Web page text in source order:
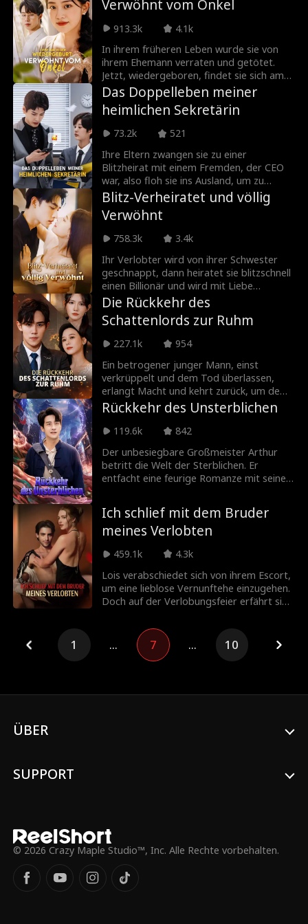
Berührung. Plötzliche Stille. 'Macht ein
Rosenblätter. Und dieser Schönling?' Sie
zeigte auf den Erben. 'Bringt ihn mir.'
Verwöhnt vom Onkel
913.3k
4.1k
In ihrem früheren Leben wurde sie von
ihrem Ehemann verraten und getötet.
Jetzt, wiedergeboren, findet sie sich am
Tag ihrer ersten Familienbegegnung
wieder. Diesmal trifft sie eine mutige
Entscheidung – sie verlässt ihren
zukünftigen Ehemann und wählt
stattdessen seinen mächtigen,
rätselhaften Onkel. Trotz Gerüchten über
seine angeblichen Mängel blüht ihre
Verbindung schnell auf und führt zu einem
Leben voller unerwarteter
Überraschungen, einschließlich Drillinge!
Das Doppelleben meiner
heimlichen Sekretärin
73.2k
521
Ihre Eltern zwangen sie zu einer
Blitzheirat mit einem Fremden, der CEO
war, also floh sie ins Ausland, um zu
entkommen. Nach ihrer Rückkehr
verkleidete sie sich als Mann, um das
Nörgeln ihrer Mutter zu vermeiden, und
wurde die persönliche Assistentin des
Bruders ihrer Freundin. Dann entdeckte
sie, dass ihr Chef der Mann war, mit dem
sie in der ersten Nacht nach ihrer
Rückkehr eine Affäre hatte – und er war
auch ihr Blitz-Ehemann, den sie nie
getroffen hatte!
Blitz-Verheiratet und völlig
Verwöhnt
758.3k
3.4k
Ihr Verlobter wird von ihrer Schwester
geschnappt, dann heiratet sie blitzschnell
einen Billionär und wird mit Liebe
überschüttet!
Die Rückkehr des
Schattenlords zur Ruhm
227.1k
954
Ein betrogener junger Mann, einst
verkrüppelt und dem Tod überlassen,
erlangt Macht und kehrt zurück, um dem
Mädchen zu danken, das ihn gerettet hat.
Von ihrer Familie fälschlicherweise für
einen Verbrecher gehalten, entdeckt er
die ihn damals rettete, und macht ihr
stattdessen einen Heiratsantrag.
Rückkehr des Unsterblichen
119.6k
842
Der unbesiegbare Großmeister Arthur
betritt die Welt der Sterblichen. Er
entfacht eine feurige Romanze mit seiner
In Meridians brutalem Machtkampf
schaltet Arthur gnadenlos jeden Rivalen
besteigen.
Ich schlief mit dem Bruder
meines Verlobten
459.1k
4.3k
Lois verabschiedet sich von ihrem Escort,
um eine lieblose Vernunftehe einzugehen.
Doch auf der Verlobungsfeier erfährt sie:
Sebastian Hanley.
1 ... 7 ... 10
ÜBER
SUPPORT
© 2026 Crazy Maple Studio™, Inc. Alle Rechte vorbehalten.